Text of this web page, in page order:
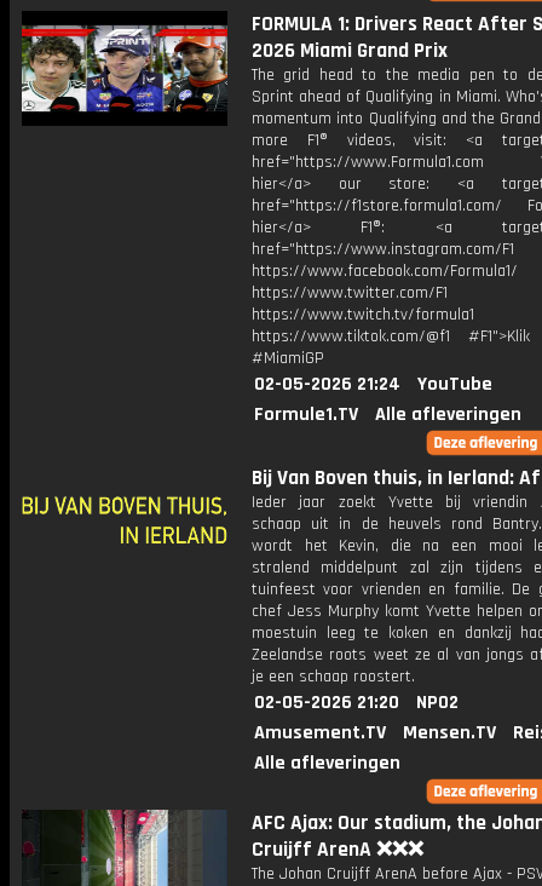
FORMULA 1: Drivers React After
2026 Miami Grand Prix
The grid head to the media pen to
Sprint ahead of Qualifying in Miami.
momentum into Qualifying and the
more F1® videos, visit: <a
href="https://www.Formula1.com
hier</a> our store: <a
href="https://f1store.formula1.com/
hier</a> F1®: <a
href="https://www.instagram.com/F1
https://www.facebook.com/Formula1/
https://www.twitter.com/F1
https://www.twitch.tv/formula1
https://www.tiktok.com/@f1
#MiamiGP
02-05-2026 21:24
YouTube
Formule1.TV
Alle afleveringen
Bij Van Boven thuis, in Ierland:
Ieder jaar zoekt Yvette bij vriendin
schaap uit in de heuvels rond
wordt het Kevin, die na een mooi
stralend middelpunt zal zijn tijdens
tuinfeest voor vrienden en familie. De
chef Jess Murphy komt Yvette helpen
moestuin leeg te koken en dankzij
Zeelandse roots weet ze al van jongs
je een schaap roostert.
02-05-2026 21:20
NPO2
Amusement.TV
Mensen.TV
Alle afleveringen
AFC Ajax: Our stadium, the
Cruijff ArenA ❌❌❌
The Johan Cruijff ArenA before Ajax -